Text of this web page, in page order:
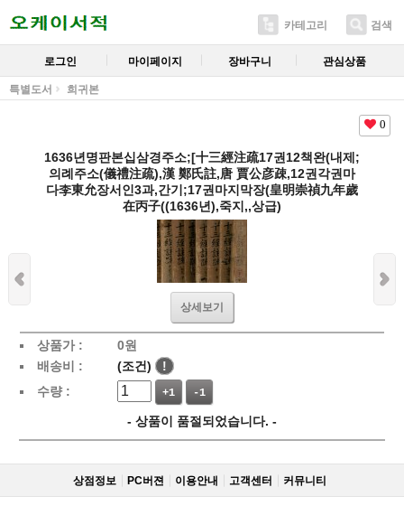
카테고리 검색
로그인 마이페이지 장바구니 관심상품
특별도서 희귀본
0
1636년명판본십삼경주소;[十三經注疏17권12책완(내제;
의례주소(儀禮注疏),漢 鄭氏註,唐 賈公彦疎,12권각권마
다李東允장서인3과,간기;17권마지막장(皇明崇禎九年歲
在丙子((1636년),죽지,,상급)
상세보기
상품가 : 0원
배송비 :
(조건)
!
수량 :
+1 -1
- 상품이 품절되었습니다. -
상점정보 PC버젼 이용안내 고객센터 커뮤니티